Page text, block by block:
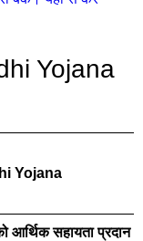
Yojana
Yojana
सहायता प्रदान